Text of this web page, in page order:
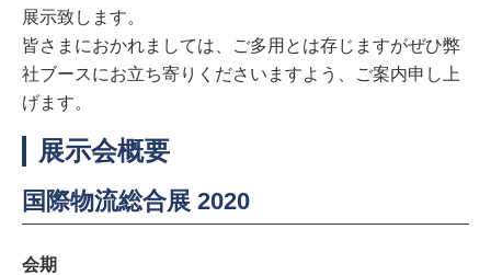
展示致します。
皆さまにおかれましては、ご多用とは存じますがぜひ弊
社ブースにお立ち寄りくださいますよう、ご案内申し上
げます。
展示会概要
国際物流総合展 2020
会期